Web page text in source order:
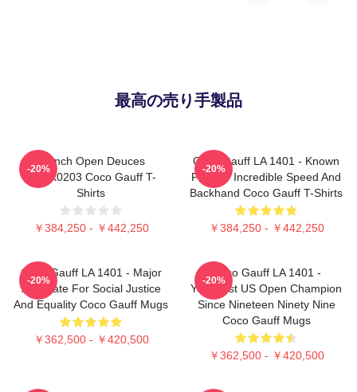
最高の売り手製品
French Open Deuces
DTNK0203 Coco Gauff T-
Shirts
￥384,250 - ￥442,250
-20%
Coco Gauff LA 1401 - Known
For Her Incredible Speed And
Backhand Coco Gauff T-Shirts
￥384,250 - ￥442,250
-20%
Coco Gauff LA 1401 - Major
Advocate For Social Justice
And Equality Coco Gauff Mugs
￥362,500 - ￥420,500
-20%
Coco Gauff LA 1401 -
Youngest US Open Champion
Since Nineteen Ninety Nine
Coco Gauff Mugs
￥362,500 - ￥420,500
-20%